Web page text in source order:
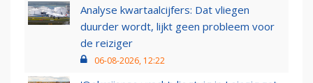
Analyse kwartaalcijfers: Dat vliegen
duurder wordt, lijkt geen probleem voor
de reiziger
06-08-2026, 12:22